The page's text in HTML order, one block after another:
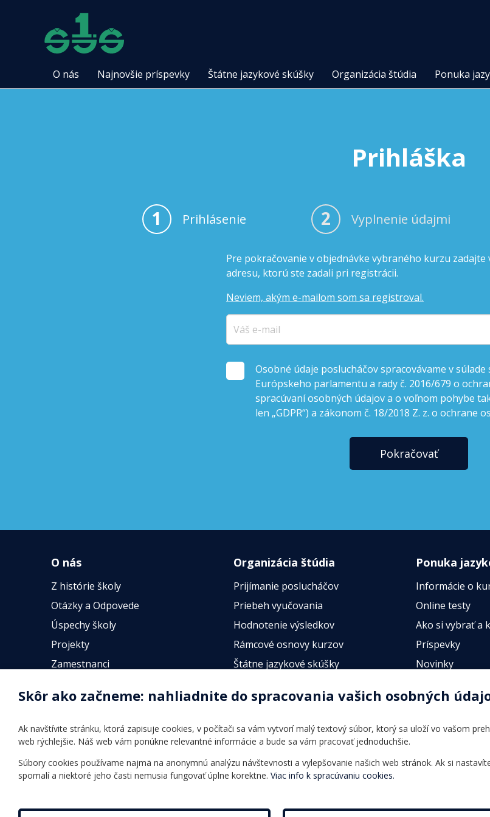
O nás Najnovšie príspevky Štátne jazykové skúšky Organizácia štúdia Ponuka
Prihláška
1 Prihlásenie 2 Vyplnenie údajmi
Pre pokračovanie v objednávke vybraného kurzu zadajte
adresu, ktorú ste zadali pri registrácii.
Neviem, akým e-mailom som sa registroval.
Osobné údaje poslucháčov spracovávame v súlade
Európskeho parlamentu a rady č. 2016/679 o
spracúvaní osobných údajov a o voľnom pohybe
len „GDPR“) a zákonom č. 18/2018 Z. z. o ochrane
Pokračovať
O nás
Z histórie školy
Otázky a Odpovede
Úspechy školy
Projekty
Zamestnanci
Identifikačné údaje školy
Úradné hodiny
Povinné zverejňovanie
Vnútorný poriadok
Organizácia štúdia
Prijímanie poslucháčov
Priebeh vyučovania
Hodnotenie výsledkov
Rámcové osnovy kurzov
Štátne jazykové skúšky
Ponuka
Informácie o
Online testy
Ako si vybrať a
Príspevky
Novinky
Skôr ako začneme: nahliadnite do spracovania vašich osobných
Ak navštívite stránku, ktorá zapisuje cookies, v počítači sa vám vytvorí malý textový súbor, ktorý sa uloží vo vašom
web rýchlejšie. Náš web vám ponúkne relevantné informácie a bude sa vám pracovať jednoduchšie.
Súbory cookies používame najmä na anonymnú analýzu návštevnosti a vylepšovanie našich web stránok. Ak si
spomalí a niektoré jeho časti nemusia fungovať úplne korektne. Viac info k spracúvaniu cookies.